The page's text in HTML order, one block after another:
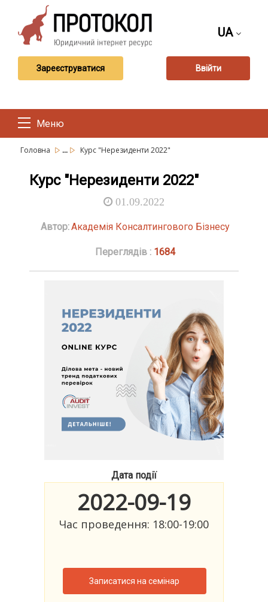
UA
Зареєструватися Ввійти
Меню
Головна ... Курс "Нерезиденти 2022"
Курс "Нерезиденти 2022"
01.09.2022
Автор:Академія Консалтингового Бізнесу
Переглядів : 1684
Дата події
2022-09-19
Час проведення: 18:00-19:00
Записатися на семінар